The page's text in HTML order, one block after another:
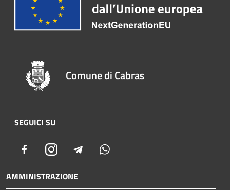
Comune di Cabras
SEGUICI SU
FacebookInstagram Telegram
AMMINISTRAZIONE